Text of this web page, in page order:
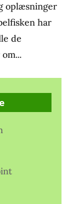
oplæsninger
har
de